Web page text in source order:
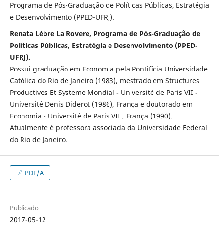
Programa de Pós-Graduação de Políticas Públicas, Estratégia
e Desenvolvimento (PPED-UFRJ).
Renata Lèbre La Rovere, Programa de Pós-Graduação de
Políticas Públicas, Estratégia e Desenvolvimento (PPED-
UFRJ).
Possui graduação em Economia pela Pontifícia Universidade
Católica do Rio de Janeiro (1983), mestrado em Structures
Productives Et Systeme Mondial - Université de Paris VII -
Université Denis Diderot (1986), França e doutorado em
Economia - Université de Paris VII , França (1990).
Atualmente é professora associada da Universidade Federal
do Rio de Janeiro.
PDF/A
Publicado
2017-05-12